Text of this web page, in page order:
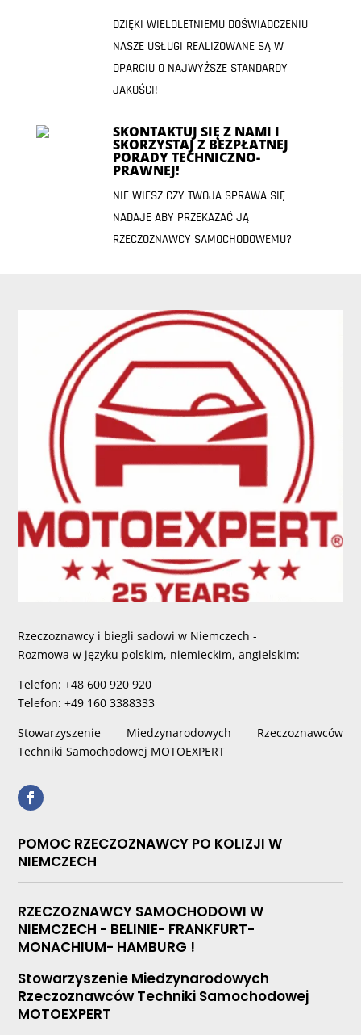
DZIĘKI WIELOLETNIEMU DOŚWIADCZENIU
NASZE USŁUGI REALIZOWANE SĄ W
OPARCIU O NAJWYŻSZE STANDARDY
JAKOŚCI!
SKONTAKTUJ SIĘ Z NAMI I
SKORZYSTAJ Z BEZPŁATNEJ
PORADY TECHNICZNO-
PRAWNEJ!
NIE WIESZ CZY TWOJA SPRAWA SIĘ
NADAJE ABY PRZEKAZAĆ JĄ
RZECZOZNAWCY SAMOCHODOWEMU?
Rzeczoznawcy i biegli sadowi w Niemczech -
Rozmowa w języku polskim, niemieckim, angielskim:
Telefon: +48 600 920 920
Telefon: +49 160 3388333
Stowarzyszenie Miedzynarodowych Rzeczoznawców
Techniki Samochodowej MOTOEXPERT
POMOC RZECZOZNAWCY PO KOLIZJI W
NIEMCZECH
RZECZOZNAWCY SAMOCHODOWI W
NIEMCZECH - BELINIE- FRANKFURT-
MONACHIUM- HAMBURG !
Stowarzyszenie Miedzynarodowych
Rzeczoznawców Techniki Samochodowej
MOTOEXPERT